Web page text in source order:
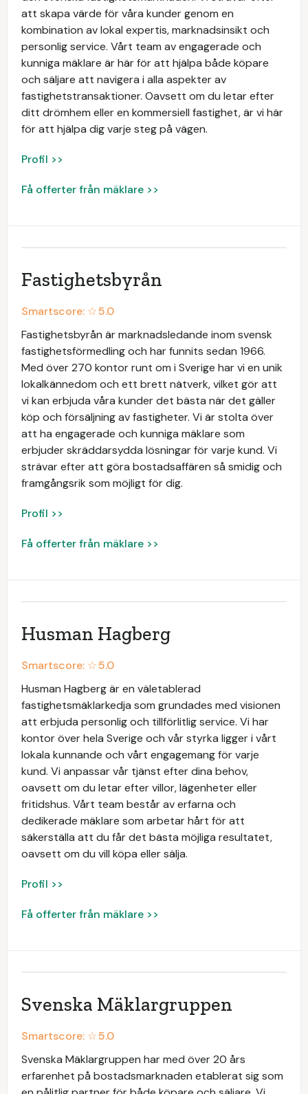
att skapa värde för våra kunder genom en
kombination av lokal expertis, marknadsinsikt och
personlig service. Vårt team av engagerade och
kunniga mäklare är här för att hjälpa både köpare
och säljare att navigera i alla aspekter av
fastighetstransaktioner. Oavsett om du letar efter
ditt drömhem eller en kommersiell fastighet, är vi här
för att hjälpa dig varje steg på vägen.
Profil >>
Få offerter från mäklare >>
Fastighetsbyrån
Smartscore: ☆5.0
Fastighetsbyrån är marknadsledande inom svensk
fastighetsförmedling och har funnits sedan 1966.
Med över 270 kontor runt om i Sverige har vi en unik
lokalkännedom och ett brett nätverk, vilket gör att
vi kan erbjuda våra kunder det bästa när det gäller
köp och försäljning av fastigheter. Vi är stolta över
att ha engagerade och kunniga mäklare som
erbjuder skräddarsydda lösningar för varje kund. Vi
strävar efter att göra bostadsaffären så smidig och
framgångsrik som möjligt för dig.
Profil >>
Få offerter från mäklare >>
Husman Hagberg
Smartscore: ☆5.0
Husman Hagberg är en väletablerad
fastighetsmäklarkedja som grundades med visionen
att erbjuda personlig och tillförlitlig service. Vi har
kontor över hela Sverige och vår styrka ligger i vårt
lokala kunnande och vårt engagemang för varje
kund. Vi anpassar vår tjänst efter dina behov,
oavsett om du letar efter villor, lägenheter eller
fritidshus. Vårt team består av erfarna och
dedikerade mäklare som arbetar hårt för att
säkerställa att du får det bästa möjliga resultatet,
oavsett om du vill köpa eller sälja.
Profil >>
Få offerter från mäklare >>
Svenska Mäklargruppen
Smartscore: ☆5.0
Svenska Mäklargruppen har med över 20 års
erfarenhet på bostadsmarknaden etablerat sig som